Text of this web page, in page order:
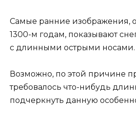
Самые ранние изображения,
1300-м годам, показывают
с длинными острыми носами.
Возможно, по этой причине
требовалось что-нибудь
подчеркнуть данную